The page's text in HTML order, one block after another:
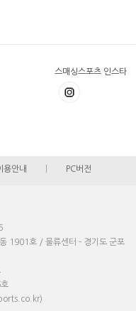
스매싱스포츠 인스타
용안내 PC버전
1901호 / 물류센터 - 경기도 군포